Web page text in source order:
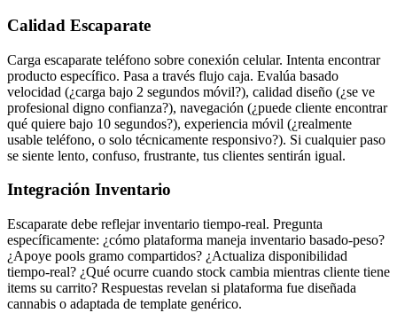
Calidad Escaparate
Carga escaparate teléfono sobre conexión celular. Intenta encontrar
producto específico. Pasa a través flujo caja. Evalúa basado
velocidad (¿carga bajo 2 segundos móvil?), calidad diseño (¿se ve
profesional digno confianza?), navegación (¿puede cliente encontrar
qué quiere bajo 10 segundos?), experiencia móvil (¿realmente
usable teléfono, o solo técnicamente responsivo?). Si cualquier paso
se siente lento, confuso, frustrante, tus clientes sentirán igual.
Integración Inventario
Escaparate debe reflejar inventario tiempo-real. Pregunta
específicamente: ¿cómo plataforma maneja inventario basado-peso?
¿Apoye pools gramo compartidos? ¿Actualiza disponibilidad
tiempo-real? ¿Qué ocurre cuando stock cambia mientras cliente tiene
items su carrito? Respuestas revelan si plataforma fue diseñada
cannabis o adaptada de template genérico.